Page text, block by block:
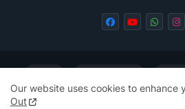
Our website uses cookies to enhance
Out